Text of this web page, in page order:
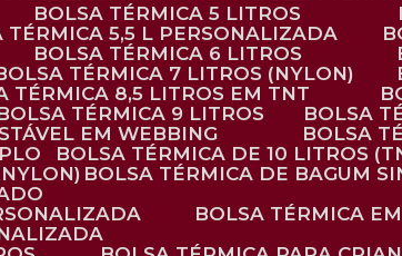
BOLSA TÉRMICA 5 LITROS
TÉRMICA 5,5 L PERSONALIZADA
BOLSA TÉRMICA 6 LITROS
BOLSA TÉRMICA 7 LITROS (NYLON)
TÉRMICA 8,5 LITROS EM TNT
BOLSA TÉRMICA 9 LITROS BOLSA
EM WEBBING
BOLSA
BOLSA TÉRMICA DE 10 LITROS
BOLSA TÉRMICA DE BAGUM
BOLSA TÉRMICA